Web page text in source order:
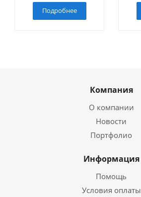
Подробнее
Компания
О компании
Новости
Портфолио
Информация
Помощь
Условия оплаты